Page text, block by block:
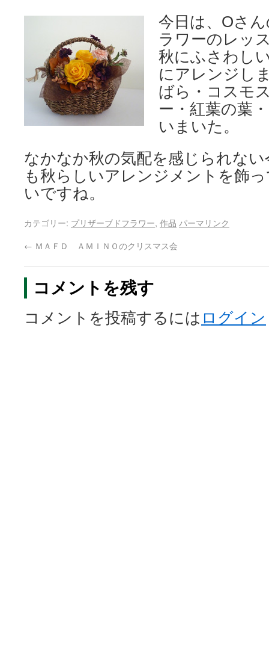
今日は、Oさ
ラワーのレッ
秋にふさわし
にアレンジし
ばら・コスモ
ー・紅葉の葉
いまいた。
なかなか秋の気配を感じられな
も秋らしいアレンジメントを飾
いですね。
カテゴリー: プリザーブドフラワー, 作品 パーマリンク
← ＭＡＦＤ ＡＭＩＮＯのクリスマス会
コメントを残す
コメントを投稿するには ログイン